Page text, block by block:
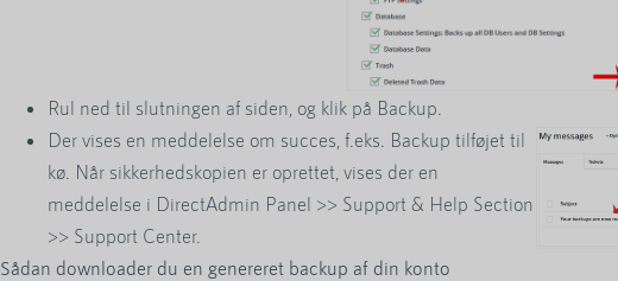
Rul ned til slutningen af siden, og klik på Backup.
Der vises en meddelelse om succes, f.eks. Backup tilføjet til
kø. Når sikkerhedskopien er oprettet, vises der en
meddelelse i DirectAdmin Panel >> Support & Help Section
>> Support Center.
Sådan downloader du en genereret backup af din konto